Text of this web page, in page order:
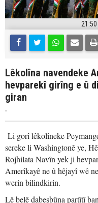
21:50
Lêkolîna navendeke
hevparekî girîng e û
giran
.
Li gorî lêkolîneke
sereke li Washingtonê ye,
Rojhilata Navîn yek ji
Amerîkayê ne û hêjayî wê
werin bilindkirin.
Lê belê dabeşbûna partîtî